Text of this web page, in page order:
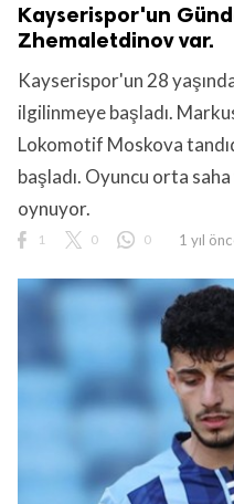
Kayserispor'un
Zhemaletdinov var.
Kayserispor'un 28
ilgilinmeye başladı.
Lokomotif Moskova
başladı. Oyuncu orta
oynuyor.
1 0 0 1 yıl